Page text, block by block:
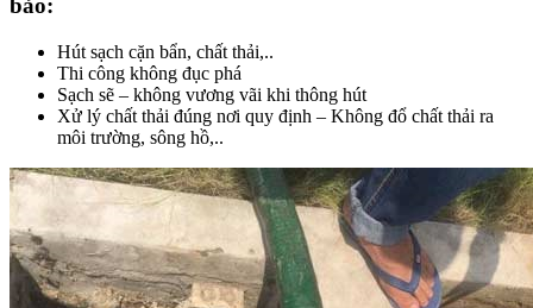
bảo:
Hút sạch cặn bẩn, chất thải,..
Thi công không đục phá
Sạch sẽ – không vương vãi khi thông hút
Xử lý chất thải đúng nơi quy định – Không đổ chất thải ra
môi trường, sông hồ,..